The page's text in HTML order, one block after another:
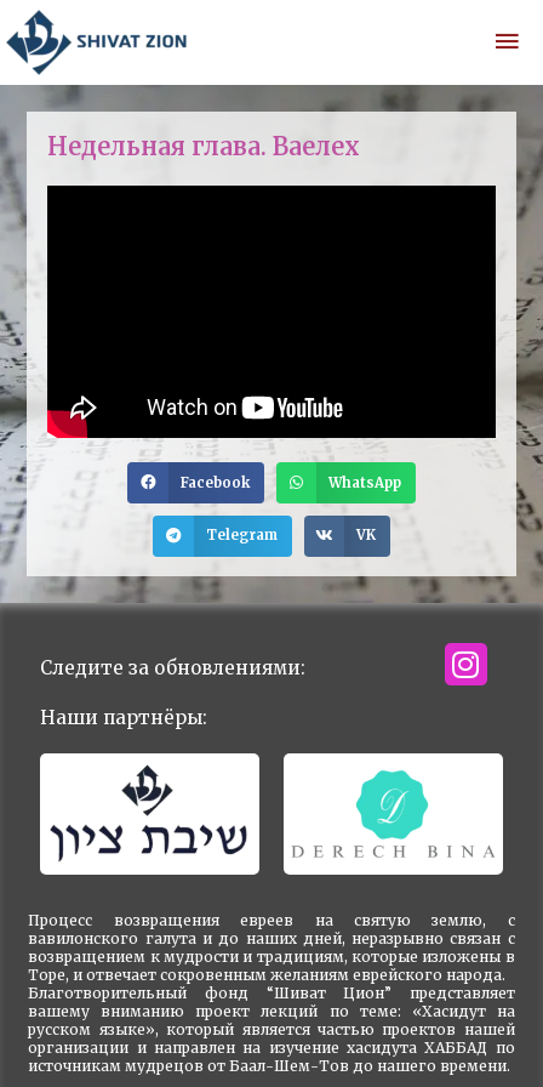
Недельная глава. Ваелех
Facebook WhatsApp
Telegram VK
Процесс возвращения евреев на святую землю, с
вавилонского галута и до наших дней, неразрывно связан с
возвращением к мудрости и традициям, которые изложены в
Торе, и отвечает сокровенным желаниям еврейского народа.
Благотворительный фонд “Шиват Цион” представляет
вашему вниманию проект лекций по теме: «Хасидут на
русском языке», который является частью проектов нашей
организации и направлен на изучение хасидута ХАББАД по
источникам мудрецов от Баал-Шем-Тов до нашего времени.
Следите за обновлениями:
Наши партнёры: